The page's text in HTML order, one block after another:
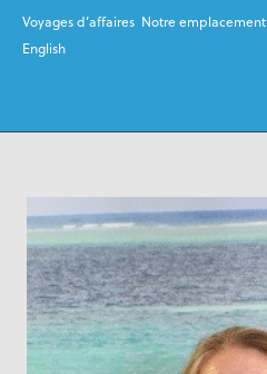
Voyages d’affaires Notre emplacement
English